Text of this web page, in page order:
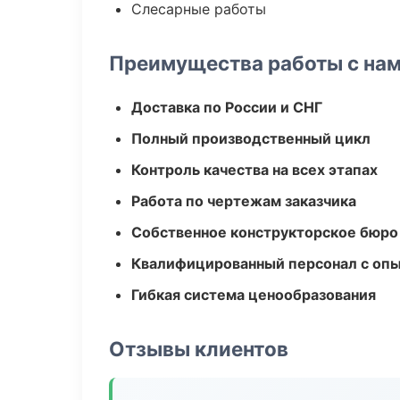
Слесарные работы
Преимущества работы с
Доставка по России и СНГ
Полный производственный цикл
Контроль качества на всех этапах
Работа по чертежам заказчика
Собственное конструкторское бюро
Квалифицированный персонал с
Гибкая система ценообразования
Отзывы клиентов